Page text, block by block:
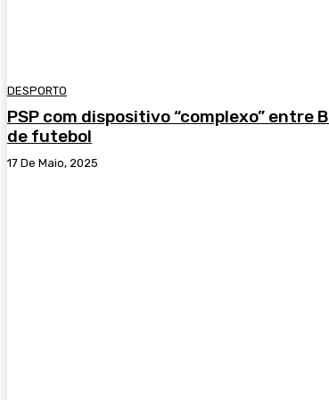
DESPORTO
PSP com dispositivo “complexo” entre
de futebol
17 De Maio, 2025